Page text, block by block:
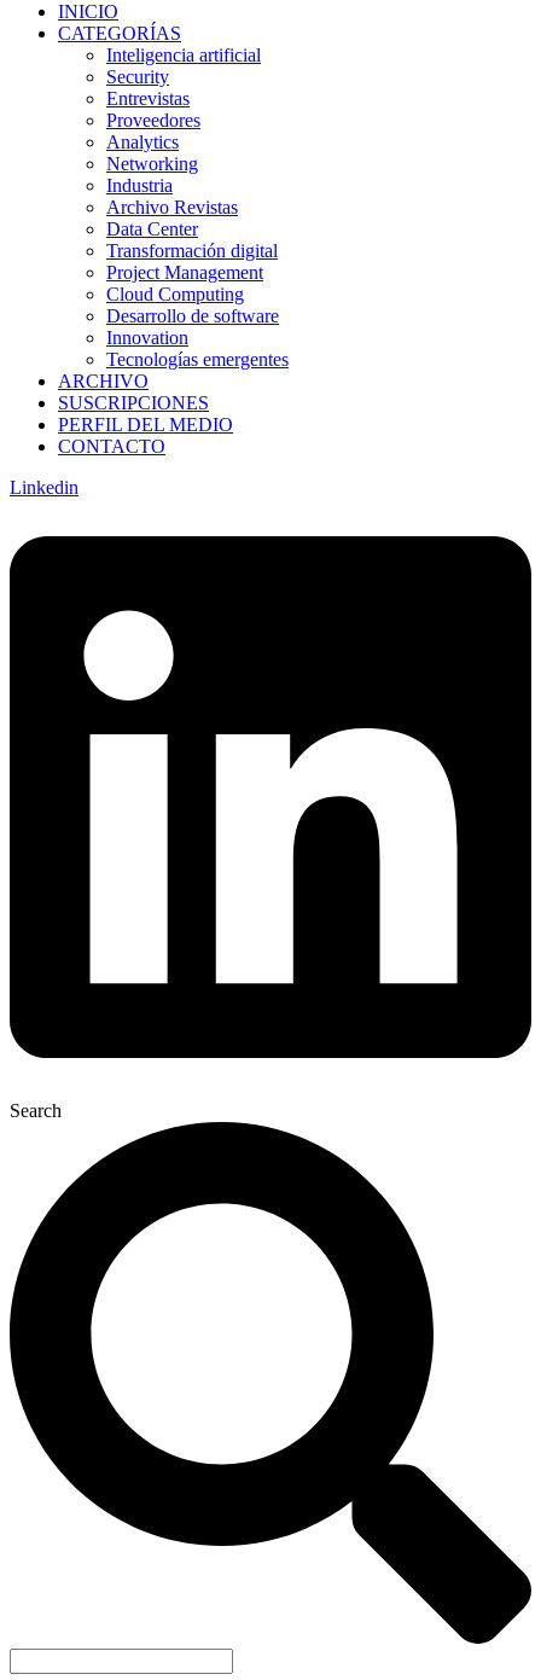
INICIO
CATEGORÍAS
Inteligencia artificial
Security
Entrevistas
Proveedores
Analytics
Networking
Industria
Archivo Revistas
Data Center
Transformación digital
Project Management
Cloud Computing
Desarrollo de software
Innovation
Tecnologías emergentes
ARCHIVO
SUSCRIPCIONES
PERFIL DEL MEDIO
CONTACTO
Linkedin
Search